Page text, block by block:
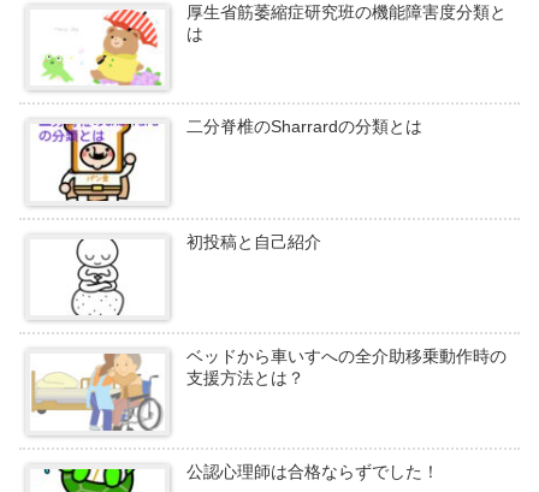
厚生省筋萎縮症研究班の機能障害度分類と
は
二分脊椎のSharrardの分類とは
初投稿と自己紹介
ベッドから車いすへの全介助移乗動作時の
支援方法とは？
公認心理師は合格ならずでした！